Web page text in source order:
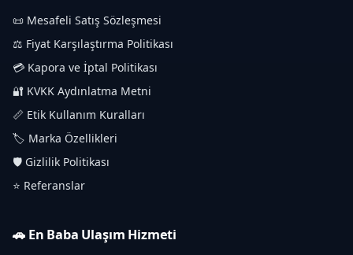
📜 Mesafeli Satış Sözleşmesi
⚖️ Fiyat Karşılaştırma Politikası
💳 Kapora ve İptal Politikası
🔐 KVKK Aydınlatma Metni
📏 Etik Kullanım Kuralları
🏷️ Marka Özellikleri
🛡️ Gizlilik Politikası
⭐ Referanslar
🚗 En Baba Ulaşım Hizmeti